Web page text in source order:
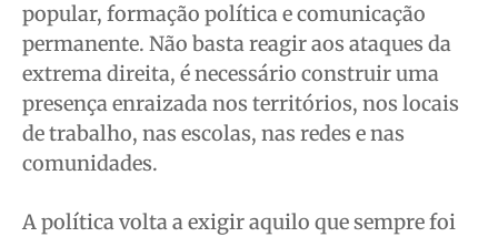
popular, formação política e comunicação
permanente. Não basta reagir aos ataques da
extrema direita, é necessário construir uma
presença enraizada nos territórios, nos locais
de trabalho, nas escolas, nas redes e nas
comunidades.
A política volta a exigir aquilo que sempre foi